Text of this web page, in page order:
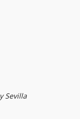
Sevilla